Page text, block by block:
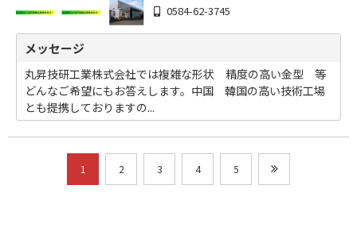
0584-62-3745
メッセージ
丸昇技研工業株式会社では複雑な形状 精度の高い金型 等
どんなご希望にもお答えします。中国 韓国の高い技術工場
とも提携しておりますの...
1 2 3 4 5